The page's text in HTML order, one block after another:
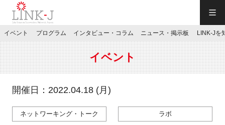
JP／EN
特別会員専用メニュー
イベント プログラム インタビュー・コラム ニュース・掲示板 LINK-Jを
イベント
開催日：2022.04.18 (月)
ネットワーキング・トーク ラボ